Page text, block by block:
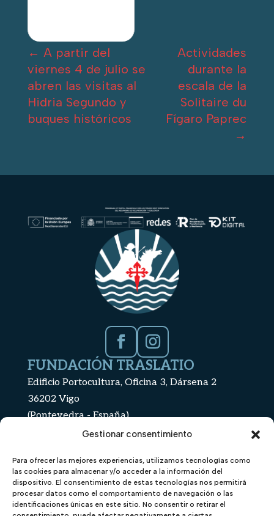
Gestionar consentimiento
Para ofrecer las mejores experiencias, utilizamos tecnologías como
las cookies para almacenar y/o acceder a la información del
dispositivo. El consentimiento de estas tecnologías nos permitirá
procesar datos como el comportamiento de navegación o las
identificaciones únicas en este sitio. No consentir o retirar el
← A partir del
viernes 4 de julio se
abren las visitas al
Hidria Segundo y
buques históricos
Actividades
durante la
escala de la
Solitaire du
Fígaro Paprec
→
FacebookInstagram
FUNDACIÓN TRASLATIO
Edificio Portocultura, Oficina 3, Dársena 2
36202 Vigo
(Pontevedra - España)
+34 886 112 439
TE PODRÍA
INTERESAR
Estatutos de la fundación
CONTENIDO
Inicio
Nautilus